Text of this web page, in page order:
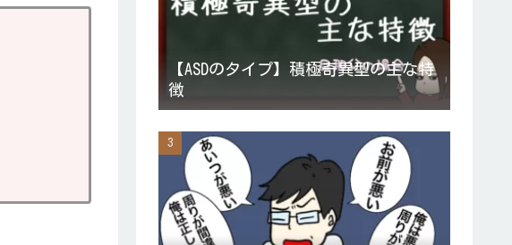
【ASDのタイプ】積極奇異型の主な特
徴